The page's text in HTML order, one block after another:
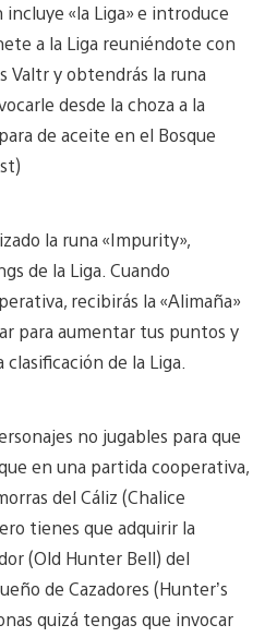
«la Liga» e introduce
a la Liga reuniéndote con
Valtr y obtendrás la runa
desde la choza a la
de aceite en el Bosque
la runa «Impurity»,
de la Liga. Cuando
recibirás la «Alimaña»
para aumentar tus puntos y
de la Liga.
no jugables para que
en una partida cooperativa,
del Cáliz (Chalice
tienes que adquirir la
(Old Hunter Bell) del
de Cazadores (Hunter’s
quizá tengas que invocar